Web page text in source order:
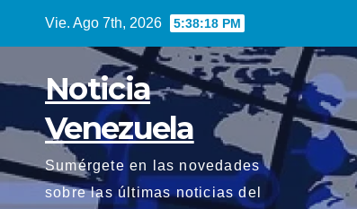
Vie. Ago 7th, 2026 5:38:19 PM
Noticia
Venezuela
Sumérgete en las novedades
sobre las últimas noticias del